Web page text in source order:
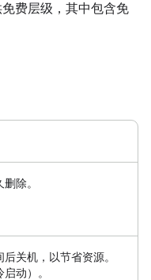
费层级，其中包含免
除。
关机，以节省资源。
动）。